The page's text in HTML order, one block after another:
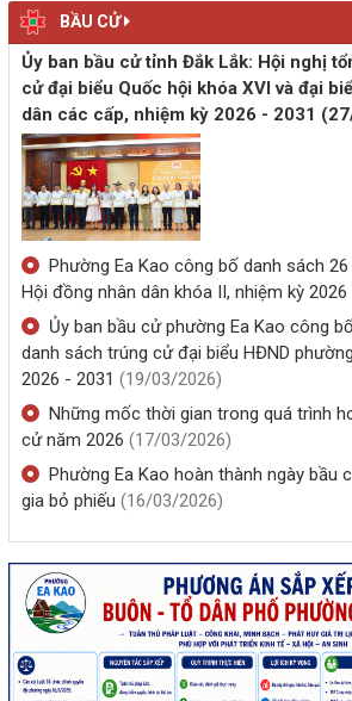
PHƯỜNG EA KAO CHỦ ĐỘNG ỨNG PHÓ
TOÀN TÍNH MẠNG VÀ TÀI SẢN NHÂN DÂN
(04/08/2026, 00:00)
“CHECK - IN LỄ HỘI - NHẬN QUÀ LIỀN TAY”:
SẦU RIÊNG ĐẮK LẮK NĂM 2026
(04/08/2026, 00:00)
CÔNG AN PHƯỜNG EA KAO KÝ KẾT QUY
TRƯỜNG ĐẠI HỌC, CAO ĐẲNG TRONG CÔNG
NINH, TRẬT TỰ TRÊN ĐỊA BÀN
(01/08/2026, 00:00)
BẦU CỬ
Ủy ban bầu cử tỉnh Đắk Lắk: Hội nghị
cử đại biểu Quốc hội khóa XVI và đại
dân các cấp, nhiệm kỳ 2026 - 2031
Phường Ea Kao công bố danh sách
Hội đồng nhân dân khóa II, nhiệm kỳ 2026
Ủy ban bầu cử phường Ea Kao công
danh sách trúng cử đại biểu HĐND
2026 - 2031 (19/03/2026)
Những mốc thời gian trong quá trình
cử năm 2026 (17/03/2026)
Phường Ea Kao hoàn thành ngày bầu
gia bỏ phiếu (16/03/2026)